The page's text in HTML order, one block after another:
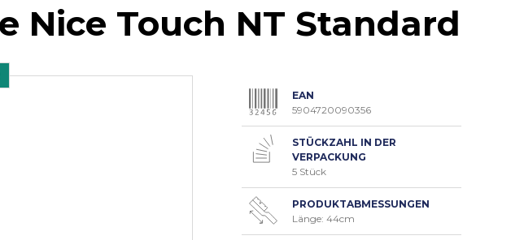
Nice Touch NT Standard
EAN
5904720090356
STÜCKZAHL IN DER
VERPACKUNG
5 Stück
PRODUKTABMESSUNGEN
Länge: 44cm